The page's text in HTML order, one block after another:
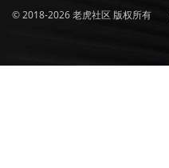
© 2018-2026 老虎社区 版权所有